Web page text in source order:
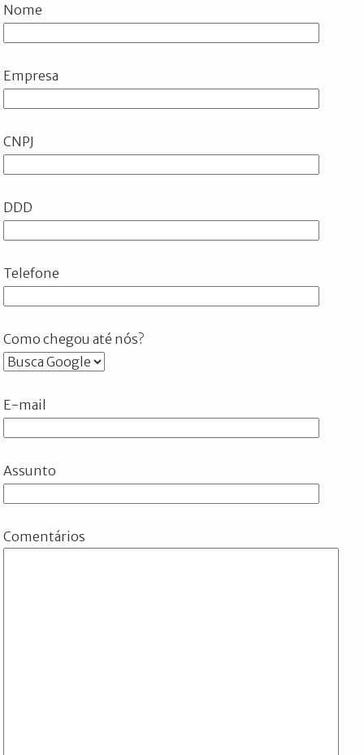
Nome
Empresa
CNPJ
DDD
Telefone
Como chegou até nós?
E-mail
Assunto
Comentários